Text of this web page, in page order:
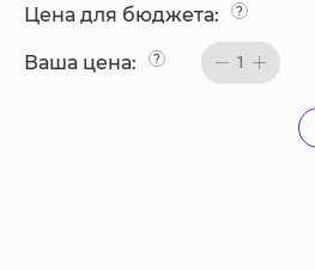
Цена для бюджета: ?
Ваша цена: ? 1